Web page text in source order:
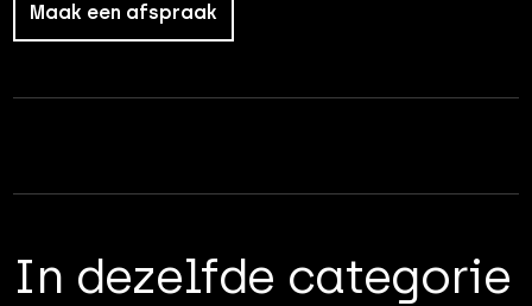
Maak een afspraak
In dezelfde categorie